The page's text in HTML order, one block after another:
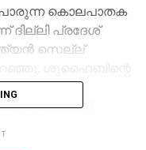
കൊലപാതക
ദില്ലി പ്രദേശ്
സെല്ല്
കൊണ്ടുവന്ന്
പൊലീസ്